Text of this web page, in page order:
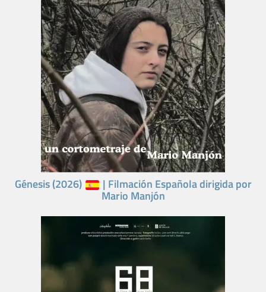
Génesis (2026) | Filmación Española dirigida por
Mario Manjón